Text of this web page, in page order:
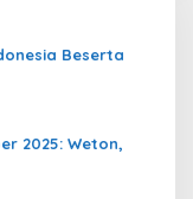
Beserta
2025: Weton,